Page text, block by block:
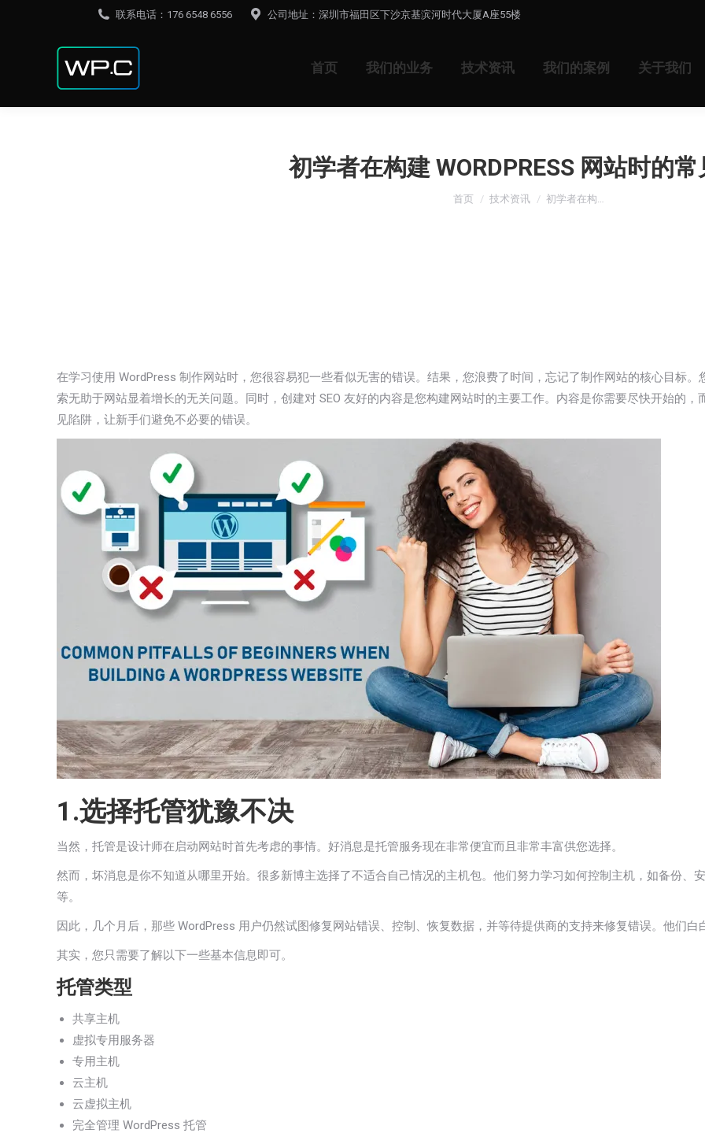
联系电话：176 6548 6556 公司地址：深圳市福田区下沙京基滨河时代大厦A座55楼
首页 我们的业务 技术资讯 我们的案例 关于我们
初学者在构建 WORDPRESS 网站时的
您在这里：
首页 技术资讯 初学者在构…
在学习使用 WordPress 制作网站时，您很容易犯一些看似无害的错误。结果，您浪费了时间，忘记了制作网站的核心目标
索无助于网站显着增长的无关问题。同时，创建对 SEO 友好的内容是您构建网站时的主要工作。内容是你需要尽快开始的
见陷阱，让新手们避免不必要的错误。
1.选择托管犹豫不决
当然，托管是设计师在启动网站时首先考虑的事情。好消息是托管服务现在非常便宜而且非常丰富供您选择。
然而，坏消息是你不知道从哪里开始。很多新博主选择了不适合自己情况的主机包。他们努力学习如何控制主机，如备份、
等。
因此，几个月后，那些 WordPress 用户仍然试图修复网站错误、控制、恢复数据，并等待提供商的支持来修复错误。他们白
其实，您只需要了解以下一些基本信息即可。
托管类型
共享主机
虚拟专用服务器
专用主机
云主机
云虚拟主机
完全管理 WordPress 托管